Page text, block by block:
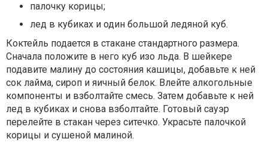
палочку корицы;
лед в кубиках и один большой ледяной куб.
Коктейль подается в стакане стандартного размера.
Сначала положите в него куб изо льда. В шейкере
подавите малину до состояния кашицы, добавьте к ней
сок лайма, сироп и яичный белок. Влейте алкогольные
компоненты и взболтайте смесь. Затем добавьте к ней
лед в кубиках и снова взболтайте. Готовый сауэр
перелейте в стакан через ситечко. Украсьте палочкой
корицы и сушеной малиной.